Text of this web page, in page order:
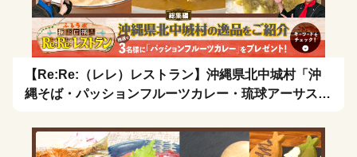
【Re:Re:（レレ）レストラン】沖縄県北中城村「沖
縄そば・パッションフルーツカレー・琉球アーサスー